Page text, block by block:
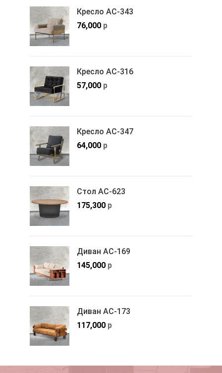
Кресло АС-343
76,000 р
Кресло АС-316
57,000 р
Кресло АС-347
64,000 р
Стол АС-623
175,300 р
Диван АС-169
145,000 р
Диван АС-173
117,000 р